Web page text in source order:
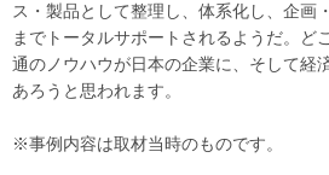
ス・製品として整理し、体系化し、企画
までトータルサポートされるようだ。ど
通のノウハウが日本の企業に、そして経
あろうと思われます。
※事例内容は取材当時のものです。